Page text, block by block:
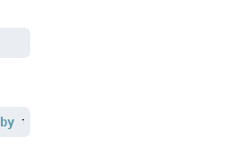
by table1.partition_column